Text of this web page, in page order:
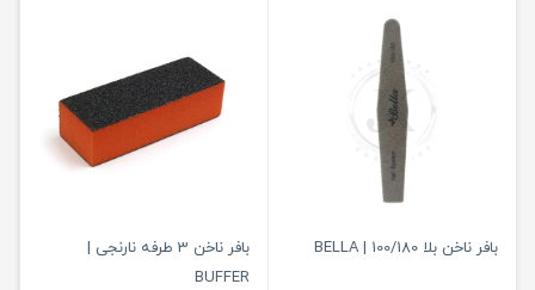
بافر ناخن بلا 100/180 | BELLA
بافر ناخن 3 طرفه نارنجی |
BUFFER